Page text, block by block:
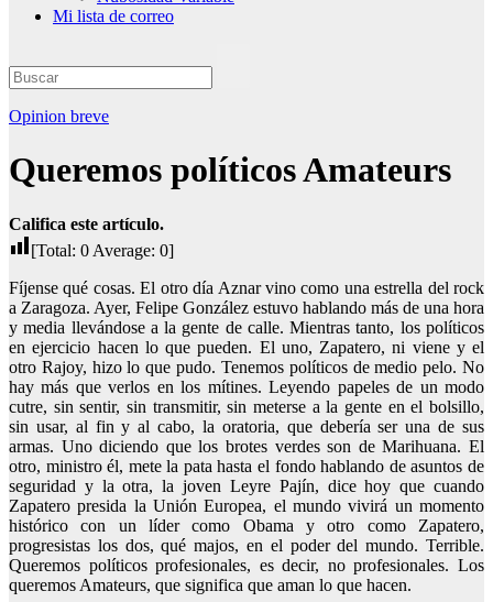
Mi lista de correo
Opinion breve
Queremos políticos Amateurs
Califica este artículo.
[Total: 0 Average: 0]
Fíjense qué cosas. El otro día Aznar vino como una estrella del rock
a Zaragoza. Ayer, Felipe González estuvo hablando más de una hora
y media llevándose a la gente de calle. Mientras tanto, los políticos
en ejercicio hacen lo que pueden. El uno, Zapatero, ni viene y el
otro Rajoy, hizo lo que pudo. Tenemos políticos de medio pelo. No
hay más que verlos en los mítines. Leyendo papeles de un modo
cutre, sin sentir, sin transmitir, sin meterse a la gente en el bolsillo,
sin usar, al fin y al cabo, la oratoria, que debería ser una de sus
armas. Uno diciendo que los brotes verdes son de Marihuana. El
otro, ministro él, mete la pata hasta el fondo hablando de asuntos de
seguridad y la otra, la joven Leyre Pajín, dice hoy que cuando
Zapatero presida la Unión Europea, el mundo vivirá un momento
histórico con un líder como Obama y otro como Zapatero,
progresistas los dos, qué majos, en el poder del mundo. Terrible.
Queremos políticos profesionales, es decir, no profesionales. Los
queremos Amateurs, que significa que aman lo que hacen.